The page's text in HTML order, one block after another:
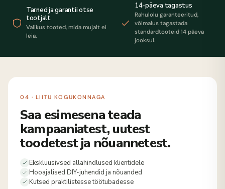
Tarned ja garantii otse
tootjalt
Valikus tooted, mida mujalt ei
leia.
14-päeva tagastus
Rahulolu garanteeritud,
võimalus tagastada
standardtooteid 14 päeva
jooksul.
04 · LIITU KOGUKONNAGA
Saa esimesena teada
kampaaniatest, uutest
toodetest ja nõuannetest.
Ekskluusivsed allahindlused klientidele
Hooajalised DIY-juhendid ja nõuanded
Kutsed praktilistesse töötubadesse